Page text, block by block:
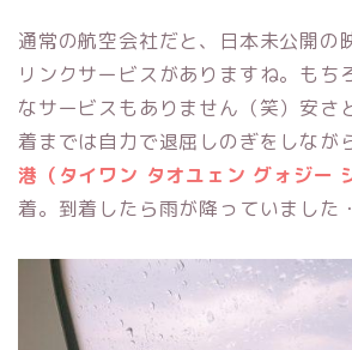
通常の航空会社だと、日本未公開の
リンクサービスがありますね。もち
なサービスもありません（笑）安さ
着までは自力で退屈しのぎをしなが
港（タイワン タオユェン グォジー
着。到着したら雨が降っていまし